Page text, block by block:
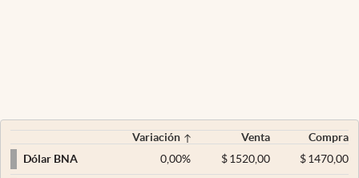
Variación Venta
Compra
Dólar BNA
0,00% $ 1520,00 $1470,00